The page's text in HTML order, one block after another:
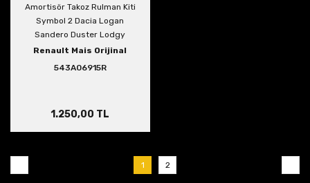
Amortisör Takoz Rulman Kiti
Symbol 2 Dacia Logan
Sandero Duster Lodgy
543A06915R
Renault Mais Orijinal
543A06915R
1.250,00 TL
1 2